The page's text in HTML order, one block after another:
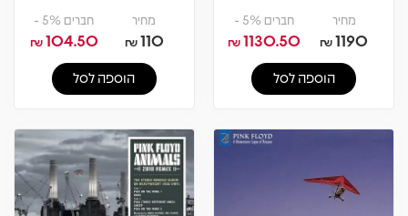
מחיר
1190
₪
חברים 5% -
1130.50
₪
הוספה לסל
מחיר
110
₪
חברים 5% -
104.50
₪
הוספה לסל